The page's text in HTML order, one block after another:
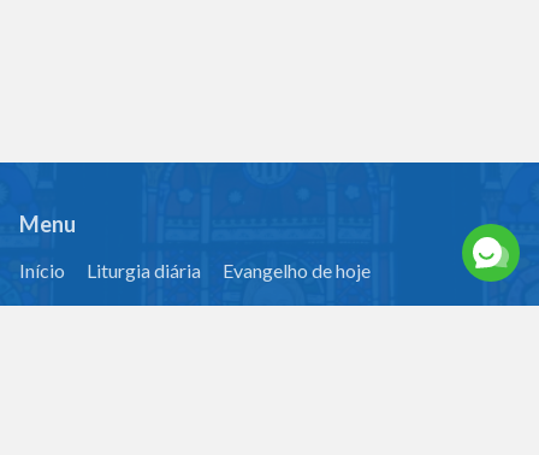
Menu
Início Liturgia diária
Evangelho de hoje
Orações católicas
Vídeos de pregação Sobre nós